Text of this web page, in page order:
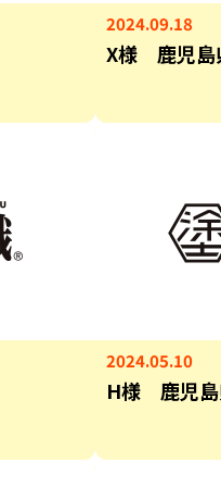
2024.09.18
X様 鹿児島
2024.05.10
H様 鹿児島